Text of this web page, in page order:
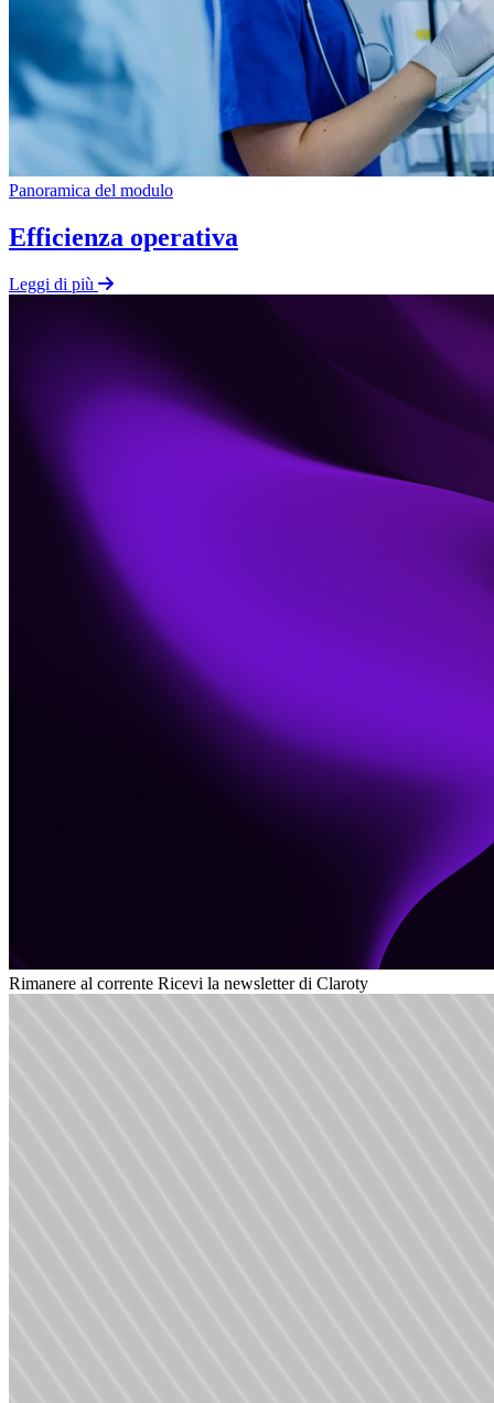
Panoramica del modulo
Efficienza operativa
Leggi di più
Rimanere al corrente Ricevi la newsletter di Claroty